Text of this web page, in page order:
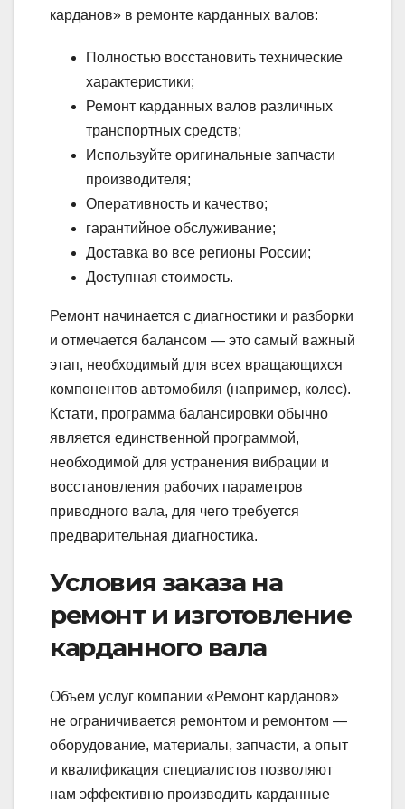
карданов» в ремонте карданных валов:
Полностью восстановить технические
характеристики;
Ремонт карданных валов различных
транспортных средств;
Используйте оригинальные запчасти
производителя;
Оперативность и качество;
гарантийное обслуживание;
Доставка во все регионы России;
Доступная стоимость.
Ремонт начинается с диагностики и разборки
и отмечается балансом — это самый важный
этап, необходимый для всех вращающихся
компонентов автомобиля (например, колес).
Кстати, программа балансировки обычно
является единственной программой,
необходимой для устранения вибрации и
восстановления рабочих параметров
приводного вала, для чего требуется
предварительная диагностика.
Условия заказа на
ремонт и изготовление
карданного вала
Объем услуг компании «Ремонт карданов»
не ограничивается ремонтом и ремонтом —
оборудование, материалы, запчасти, а опыт
и квалификация специалистов позволяют
нам эффективно производить карданные